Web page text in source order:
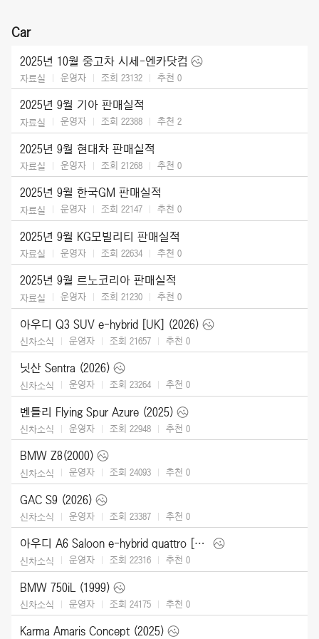
Car
2025년 10월 중고차 시세-엔카닷컴
자료실 운영자 조회 23132 추천 0
2025년 9월 기아 판매실적
자료실 운영자 조회 22388 추천 2
2025년 9월 현대차 판매실적
자료실 운영자 조회 21268 추천 0
2025년 9월 한국GM 판매실적
자료실 운영자 조회 22147 추천 0
2025년 9월 KG모빌리티 판매실적
자료실 운영자 조회 22634 추천 0
2025년 9월 르노코리아 판매실적
자료실 운영자 조회 21230 추천 0
아우디 Q3 SUV e-hybrid [UK] (2026)
신차소식 운영자 조회 21657 추천 0
닛산 Sentra (2026)
신차소식 운영자 조회 23264 추천 0
벤틀리 Flying Spur Azure (2025)
신차소식 운영자 조회 22948 추천 0
BMW Z8(2000)
신차소식 운영자 조회 24093 추천 0
GAC S9 (2026)
신차소식 운영자 조회 23387 추천 0
아우디 A6 Saloon e-hybrid quattro [UK] (2026)
신차소식 운영자 조회 22316 추천 0
BMW 750iL (1999)
신차소식 운영자 조회 24175 추천 0
Karma Amaris Concept (2025)